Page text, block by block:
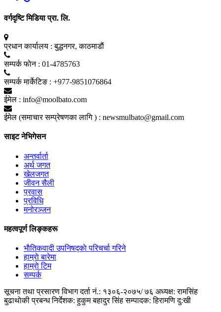
वर्गदृष्टि मिडिया प्रा. लि.
प्रधान कार्यालय : बुद्धनगर, काठमाडाैं
सम्पर्क फाेन : 01-4785763
सम्पर्क मार्केटिङ : +977-9851076864
ईमेल : info@moolbato.com
ईमेल (समाचार सम्प्रेषणका लागि ) : newsmulbato@gmail.com
साइट नेभिगेसन
अन्तर्वार्ता
अर्थ जगत
खेलजगत
जीवन सैली
प्रवास
प्रविधि
मनोरञ्जन
महत्वपूर्ण लिङ्कहरू
भाैतिकवादी उपनिषद्काे परिचर्चा गरिने
हाम्राे बारेमा
हाम्राे टिम
सम्पर्क
सूचना तथा प्रसारण विभाग दर्ता नं.: १३०६-२०७५/ ७६ अध्यक्ष: रामसिंह
बुढाथाेकी प्रबन्ध निर्देशक: हुकुम बहादुर सिंह सम्पादक: हिरामणि दु:खी